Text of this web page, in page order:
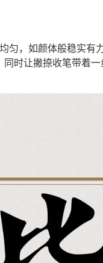
，如颜体般稳实有
时让撇捺收笔带着